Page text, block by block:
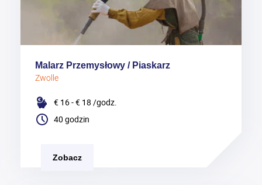
Malarz Przemysłowy / Piaskarz
Zwolle
€ 16 - € 18 /godz.
40 godzin
Zobacz